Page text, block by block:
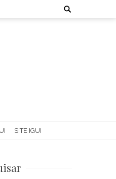
Search
for:
SITE IGUI